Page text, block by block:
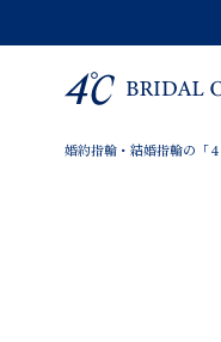
婚約指輪・結婚指輪の